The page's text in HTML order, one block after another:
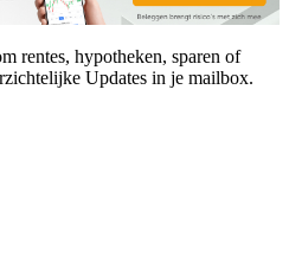
rentes, hypotheken, sparen of
Updates in je mailbox.